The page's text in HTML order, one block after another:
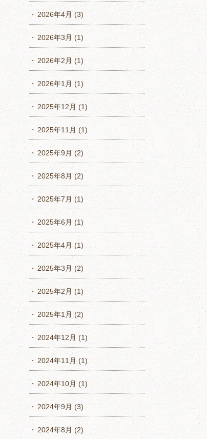
2026年4月 (3)
2026年3月 (1)
2026年2月 (1)
2026年1月 (1)
2025年12月 (1)
2025年11月 (1)
2025年9月 (2)
2025年8月 (2)
2025年7月 (1)
2025年6月 (1)
2025年4月 (1)
2025年3月 (2)
2025年2月 (1)
2025年1月 (2)
2024年12月 (1)
2024年11月 (1)
2024年10月 (1)
2024年9月 (3)
2024年8月 (2)